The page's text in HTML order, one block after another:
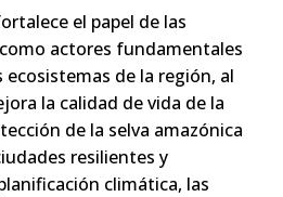
el papel de las
actores fundamentales
de la región, al
la calidad de vida de la
de la selva amazónica
resilientes y
climática, las